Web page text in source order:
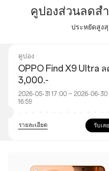
คูปองส่วนลดส
ประหยัดสูง
คูปอง
OPPO Find X9 Ultra ล
3,000.-
2026-05-31 17:00 ~ 2026-06-30
16:59
รายละเอียด รับเลย